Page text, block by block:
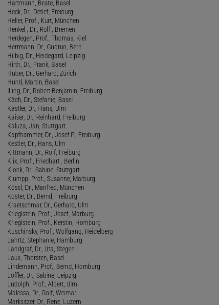
Hartmann, Beate, Basel
Heck, Dr., Detlef, Freiburg
Heller, Prof., Kurt, München
Henkel , Dr., Rolf , Bremen
Herdegen, Prof., Thomas, Kiel
Herrmann, Dr., Gudrun, Bern
Hilbig, Dr., Heidegard, Leipzig
Hirth, Dr., Frank, Basel
Huber, Dr., Gerhard, Zürich
Hund, Martin, Basel
Illing, Dr., Robert Benjamin, Freiburg
Käch, Dr., Stefanie, Basel
Kästler, Dr., Hans, Ulm
Kaiser, Dr., Reinhard, Freiburg
Kaluza, Jan, Stuttgart
Kapfhammer, Dr., Josef P., Freiburg
Kestler, Dr., Hans, Ulm
Kittmann, Dr., Rolf, Freiburg
Klix, Prof., Friedhart , Berlin
Klonk, Dr., Sabine, Stuttgart
Klumpp, Prof., Susanne, Marburg
Kössl, Dr., Manfred, München
Köster, Dr., Bernd, Freiburg
Kraetschmar, Dr., Gerhard, Ulm
Krieglstein, Prof., Josef, Marburg
Krieglstein, Prof., Kerstin, Homburg
Kuschinsky, Prof., Wolfgang, Heidelberg
Lahrtz, Stephanie, Hamburg
Landgraf, Dr., Uta, Stegen
Laux, Thorsten, Basel
Lindemann, Prof., Bernd, Homburg
Löffler, Dr., Sabine, Leipzig
Ludolph, Prof., Albert, Ulm
Malessa, Dr., Rolf, Weimar
Marksitzer, Dr., Rene, Luzern